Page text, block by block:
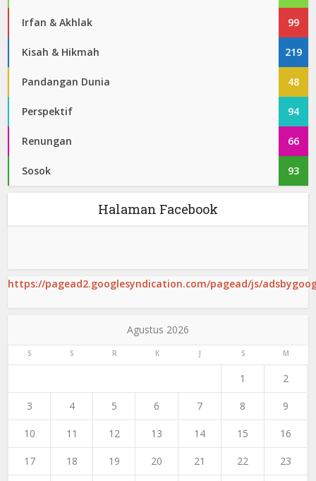
Irfan & Akhlak 99
Kisah & Hikmah 219
Pandangan Dunia 48
Perspektif 94
Renungan 66
Sosok 93
Halaman Facebook
https://pagead2.googlesyndication.com/pagead/js/
Agustus 2026
S S R K J S M
1 2
3 4 5 6 7 8 9
10 11 12 13 14 15 16
17 18 19 20 21 22 23